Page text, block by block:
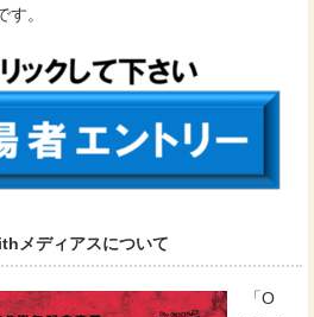
。
メディアスについて
「O